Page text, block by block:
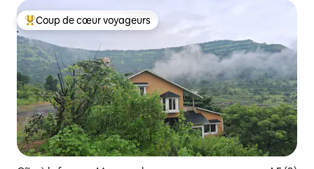
Coups de cœur voyageurs les plus appréciés
Coup de cœur voyageurs